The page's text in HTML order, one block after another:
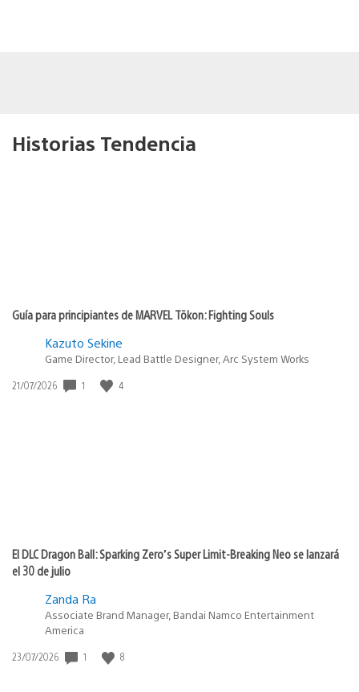
Historias Tendencia
Guía para principiantes de MARVEL Tōkon: Fighting Souls
Kazuto Sekine
Game Director, Lead Battle Designer, Arc System Works
Fecha
21/07/2026 1 4
El DLC Dragon Ball: Sparking Zero’s Super Limit-Breaking Neo se lanzará
el 30 de julio
Zanda Ra
Associate Brand Manager, Bandai Namco Entertainment
America
Fecha
23/07/2026 1 8